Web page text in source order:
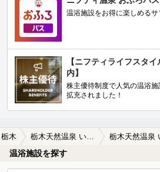
温浴施設をお得に楽しめる
【ニフティライフスタ
内】
株主優待制度で人気の温浴
拡充されました！
栃木 栃木天然温泉 いきいき夢ロマン
温浴施設を探す